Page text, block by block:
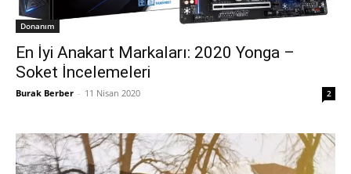
Donanım
En İyi Anakart Markaları: 2020 Yonga –
Soket İncelemeleri
Burak Berber - 11 Nisan 2020 2